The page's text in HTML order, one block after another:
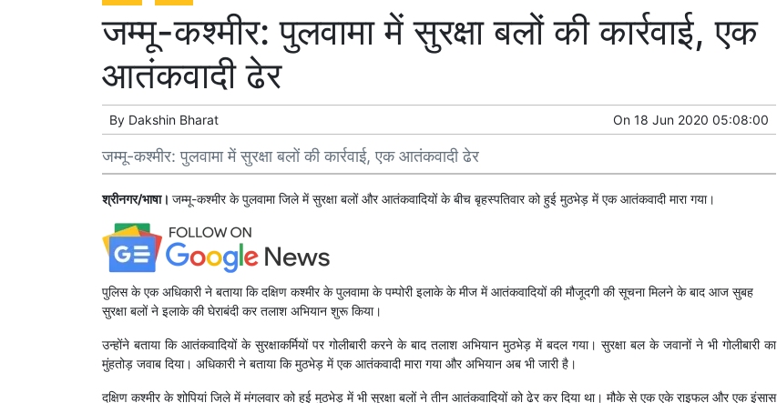
जम्मू-कश्मीर: पुलवामा में सुरक्षा बलों की कार्रवाई, एक
आतंकवादी ढेर
By Dakshin Bharat On 18 Jun 2020 05:08:00
जम्मू-कश्मीर: पुलवामा में सुरक्षा बलों की कार्रवाई, एक आतंकवादी ढेर
श्रीनगर/भाषा। जम्मू-कश्मीर के पुलवामा जिले में सुरक्षा बलों और आतंकवादियों के बीच बृहस्पतिवार को हुई मुठभेड़ में एक आतंकवादी मारा गया।
पुलिस के एक अधिकारी ने बताया कि दक्षिण कश्मीर के पुलवामा के पम्पोरी इलाके के मीज में आतंकवादियों की मौजूदगी की सूचना मिलने के बाद आज सुबह
सुरक्षा बलों ने इलाके की घेराबंदी कर तलाश अभियान शुरू किया।
उन्होंने बताया कि आतंकवादियों के सुरक्षाकर्मियों पर गोलीबारी करने के बाद तलाश अभियान मुठभेड़ में बदल गया। सुरक्षा बल के जवानों ने भी गोलीबारी का
मुंहतोड़ जवाब दिया। अधिकारी ने बताया कि मुठभेड़ में एक आतंकवादी मारा गया और अभियान अब भी जारी है।
दक्षिण कश्मीर के शोपियां जिले में मंगलवार को हुई मुठभेड़ में भी सुरक्षा बलों ने तीन आतंकवादियों को ढेर कर दिया था। मौके से एक एके राइफल और एक इंसास